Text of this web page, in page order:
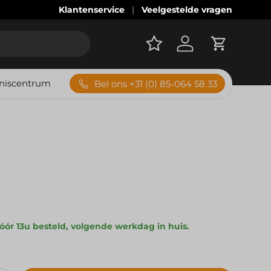
Advies bij machines, software en
Klantenservice Veelgestelde vragen
Account
Bel ons +31 (0) 85-064 58 33
13u besteld, volgende werkdag in huis.